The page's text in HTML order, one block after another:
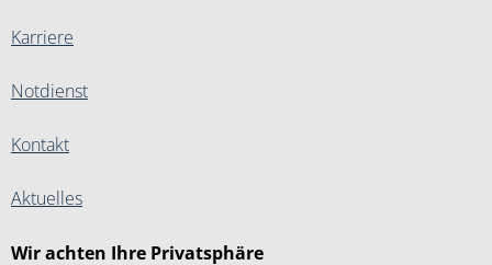
Karriere
Notdienst
Kontakt
Aktuelles
Wir achten Ihre Privatsphäre